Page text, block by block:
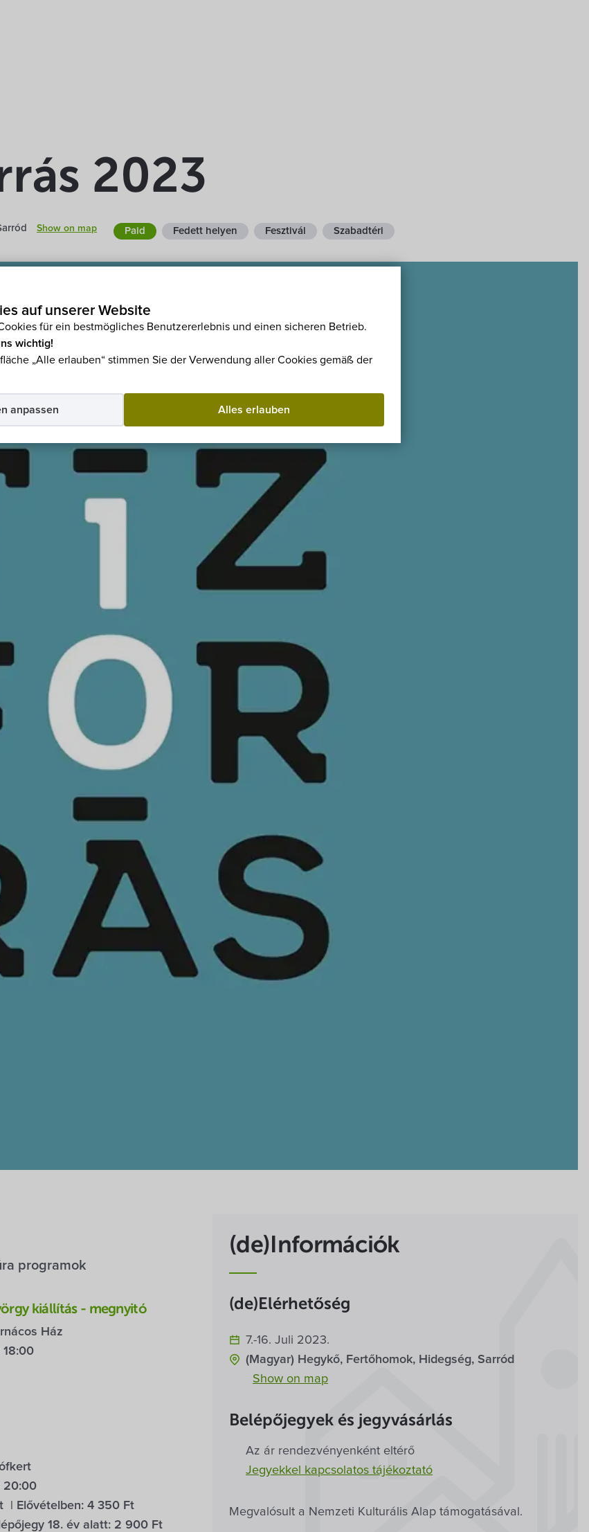
auf unserer Website
für ein bestmögliches Benutzererlebnis und einen sicheren Betrieb.
wichtig!
„Alle erlauben“ stimmen Sie der Verwendung aller Cookies gemäß der
Alles erlauben
anpassen
2023
Show on map Paid Fedett helyen Fesztivál Szabadtéri
programok
kiállítás - megnyitó
Ház
18:00
20:00
| Elővételben: 4 350 Ft
18. év alatt: 2 900 Ft
(de)Információk
(de)Elérhetőség
7.-16. Juli 2023.
(Magyar) Hegykő, Fertőhomok, Hidegség, Sarród
Show on map
Belépőjegyek és jegyvásárlás
Az ár rendezvény­enként eltérő
Jegyekkel kapcsolatos tájékoztató
Megvalósult a Nemzeti Kulturális Alap támogatásával.